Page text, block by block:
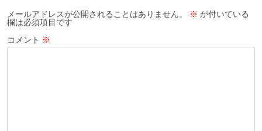
ョ
ン
メールアドレスが公開されることはありません。 ※ が付いている
欄は必須項目です
コメント ※